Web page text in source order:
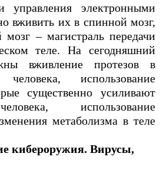
управления электронными
вживить их в спинной мозг,
мозг – магистраль передачи
теле. На сегодняшний
вживление протезов в
использование
существенно усиливают
использование
метаболизма в теле
кибероружия. Вирусы,